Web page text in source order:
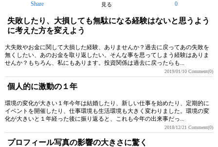
Share 見る 0
失敗したり、大損しても無駄になる経験はないと思うよう
に考えた方を変えよう
大失敗やお金に関して大損した経験、ありませんか？過去に戻ってあの失敗を
無くしたい、あのお金を取り返したい。そんな事を思ってしまう経験はありま
せんか？もちろん、私にもあります。投資関係は過去に戻ったらも...
2019/01/10 Comment(0)
個人的に激動の１年
環境の変化が大きい１年今年は結婚したり、新しい仕事を始めたり、定期的に
イベントを開催したり、仕事環境も生活環境も大きく変わりました。環境の変
化が大きいと１年経った後に振り返ると、これも今年の出来事だっ...
2018/12/21 Comment(0)
プロフィール写真の影響の大きさに驚く